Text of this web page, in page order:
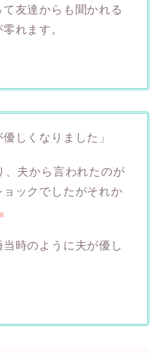
て友達からも聞かれる
れます。
しくなりました」
、夫から言われたのが
ョックでしたがそれか
時のように夫が優し